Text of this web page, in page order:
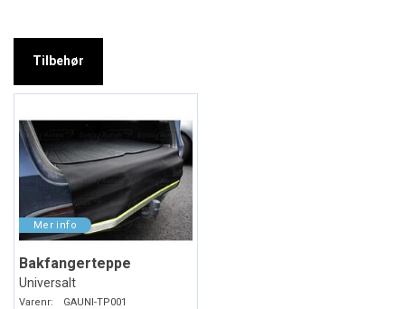
Tilbehør
Bakfangerteppe
Universalt
Varenr: GAUNI-TP001